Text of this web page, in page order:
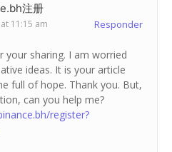
注册
11:15 am Responder
your sharing. I am worried
ideas. It is your article
full of hope. Thank you. But,
can you help me?
register?